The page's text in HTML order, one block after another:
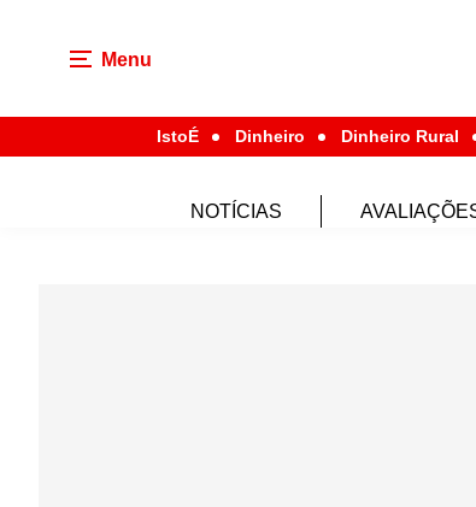
Menu
IstoÉ Dinheiro Dinheiro Rural
NOTÍCIAS